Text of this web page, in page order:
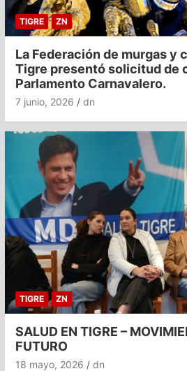
TIGRE ZN
La Federación de murgas y
Tigre presentó solicitud de
Parlamento Carnavalero.
7 junio, 2026 dn
TIGRE ZN
SALUD EN TIGRE –
FUTURO
18 mayo, 2026 dn